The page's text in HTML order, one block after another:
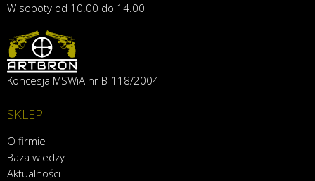
W soboty od 10.00 do 14.00
Koncesja MSWiA nr B-118/2004
SKLEP
O firmie
Baza wiedzy
Aktualności